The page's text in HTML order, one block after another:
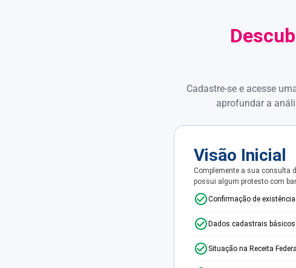
Cadastre-se e acesse
aprofundar a
Visão Inicial
Complemente a sua consulta
possui algum protesto com
Confirmação de existência
Dados cadastrais básicos
Situação na Receita Federal